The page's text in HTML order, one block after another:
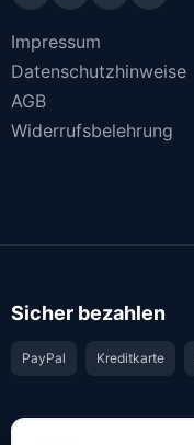
Impressum
Datenschutzhinweise
AGB
Widerrufsbelehrung
Sicher bezahlen
PayPal Kreditkarte